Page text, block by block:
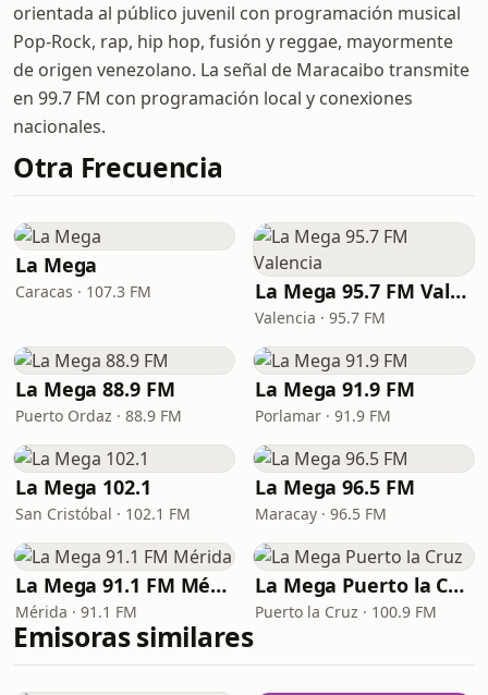
orientada al público juvenil con programación musical
Pop-Rock, rap, hip hop, fusión y reggae, mayormente
de origen venezolano. La señal de Maracaibo transmite
en 99.7 FM con programación local y conexiones
nacionales.
Otra Frecuencia
La Mega
Caracas · 107.3 FM La Mega 95.7 FM Valencia
Valencia · 95.7 FM
La Mega 88.9 FM
Puerto Ordaz · 88.9 FM
La Mega 91.9 FM
Porlamar · 91.9 FM
La Mega 102.1
San Cristóbal · 102.1 FM
La Mega 96.5 FM
Maracay · 96.5 FM
La Mega 91.1 FM Mérida
Mérida · 91.1 FM
La Mega Puerto la Cruz
Puerto la Cruz · 100.9 FM
Emisoras similares